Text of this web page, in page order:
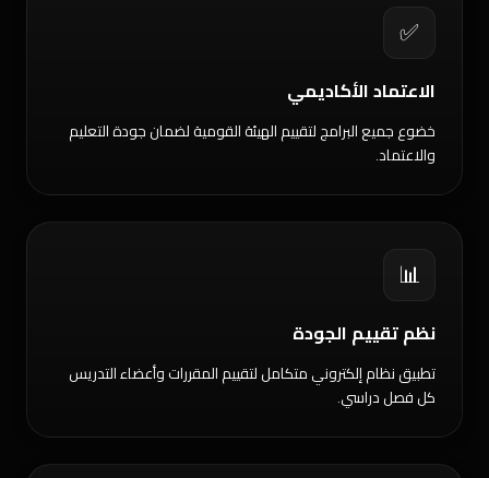
✅
الاعتماد الأكاديمي
خضوع جميع البرامج لتقييم الهيئة القومية لضمان جودة التعليم
والاعتماد.
📊
نظم تقييم الجودة
تطبيق نظام إلكتروني متكامل لتقييم المقررات وأعضاء التدريس
كل فصل دراسي.